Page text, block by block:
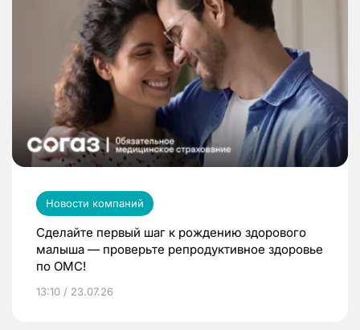
Новости компаний
Сделайте первый шаг к рождению здорового
малыша — проверьте репродуктивное здоровье
по ОМС!
13:10 / 23.07.26